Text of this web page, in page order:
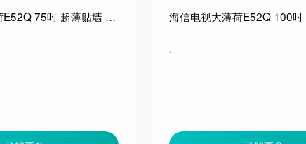
海信电视大薄荷E52Q 75吋 超薄贴墙 无倒影低反屏 前置回音壁 超画质U+MiniLED 壁纸电视 75E52Q
·